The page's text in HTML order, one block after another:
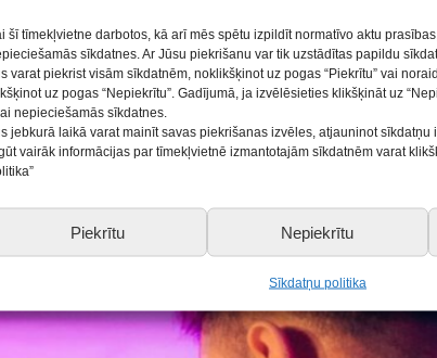
šī tīmekļvietne darbotos, kā arī mēs spētu izpildīt normatīvo aktu
sīkdatnes. Ar Jūsu piekrišanu var tik uzstādītas papildu
varat piekrist visām sīkdatnēm, noklikšķinot uz pogas “Piekrītu” vai
uz pogas “Nepiekrītu”. Gadījumā, ja izvēlēsieties klikšķināt uz
nepieciešamās sīkdatnes.
jebkurā laikā varat mainīt savas piekrišanas izvēles, atjauninot sīkdatņu
vairāk informācijas par tīmekļvietnē izmantotajām sīkdatnēm varat
Piekrītu Nepiekrītu
Sīkdatņu politika
Izglītības pārvalde, Saldus BJC
pašvaldības Izglītības pārvaldes Jaunatnes lietu
māju, Saldus novada jauniešu domes
2023” ieguvējus un nominantus!